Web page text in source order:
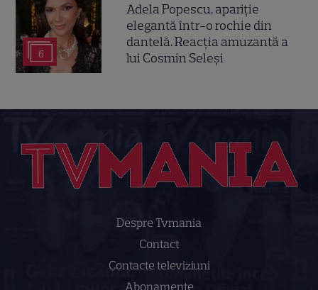
6
Adela Popescu, apariție
elegantă într-o rochie din
dantelă. Reacția amuzantă a
lui Cosmin Seleși
Despre Tvmania
Contact
Contacte televiziuni
Abonamente